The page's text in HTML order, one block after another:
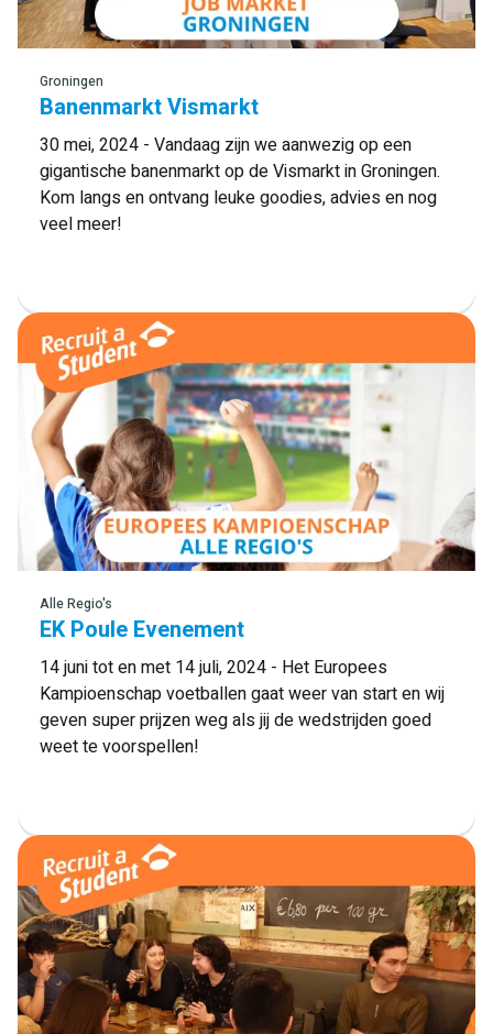
Lees meer
Groningen
Banenmarkt Vismarkt
30 mei, 2024 - Vandaag zijn we aanwezig op een
gigantische banenmarkt op de Vismarkt in Groningen.
Kom langs en ontvang leuke goodies, advies en nog
veel meer!
Lees meer
Alle Regio's
EK Poule Evenement
14 juni tot en met 14 juli, 2024 - Het Europees
Kampioenschap voetballen gaat weer van start en wij
geven super prijzen weg als jij de wedstrijden goed
weet te voorspellen!